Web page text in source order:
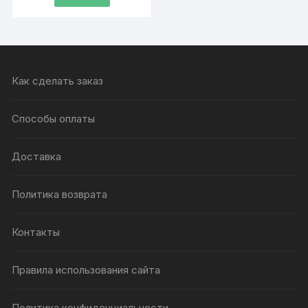
аромалампы, 9 штук
1
Как сделать заказ
Способы оплаты
Доставка
Политика возврата
Контакты
Правила использования сайта